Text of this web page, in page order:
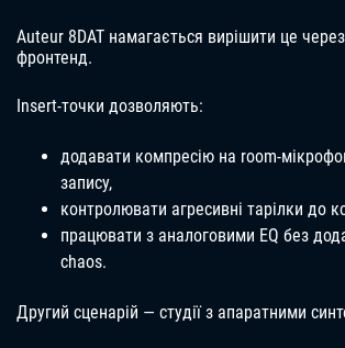
Auteur 8DAT намагається вирішити це через
фронтенд.
Insert-точки дозволяють:
додавати компресію на room-
запису,
контролювати агресивні тарілки до
працювати з аналоговими EQ без
chaos.
Другий сценарій — студії з апаратними